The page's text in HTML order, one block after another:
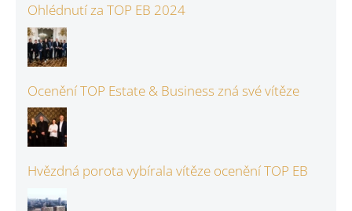
Ohlédnutí za TOP EB 2024
Ocenění TOP Estate & Business zná své vítěze
Hvězdná porota vybírala vítěze ocenění TOP EB